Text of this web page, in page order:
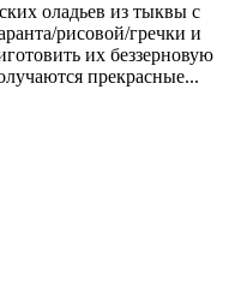
оладьев из тыквы с
рисовой/гречки и
их беззерновую
прекрасные...